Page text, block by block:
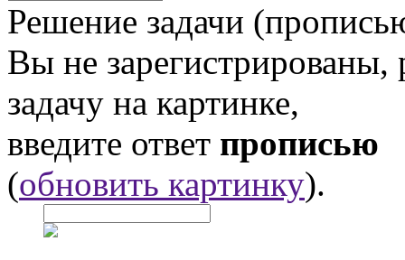
Решение задачи
Вы не
задачу на картинке,
введите ответ прописью
(обновить картинку).